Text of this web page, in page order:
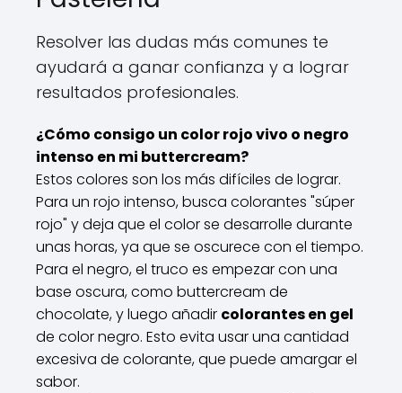
Resolver las dudas más comunes te
ayudará a ganar confianza y a lograr
resultados profesionales.
¿Cómo consigo un color rojo vivo o negro
intenso en mi buttercream?
Estos colores son los más difíciles de lograr.
Para un rojo intenso, busca colorantes "súper
rojo" y deja que el color se desarrolle durante
unas horas, ya que se oscurece con el tiempo.
Para el negro, el truco es empezar con una
base oscura, como buttercream de
chocolate, y luego añadir colorantes en gel
de color negro. Esto evita usar una cantidad
excesiva de colorante, que puede amargar el
sabor.